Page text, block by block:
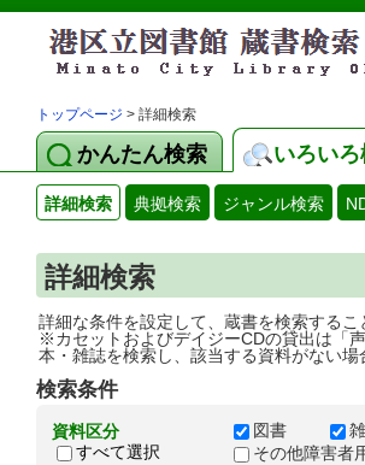
トップページ > 詳細検索
かんたん検索 いろい
詳細検索 典拠検索 ジャンル検索
詳細検索
詳細な条件を設定して、蔵書を検索するこ
※カセットおよびデイジーCDの貸出は「
本・雑誌を検索し、該当する資料がない
検索条件
資料区分
すべて選択
図書
その他障害